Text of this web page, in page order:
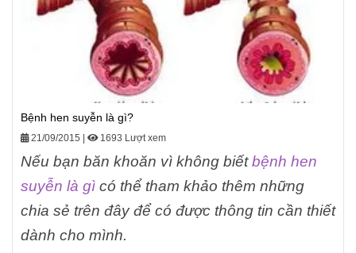
Bệnh hen suyễn là gì?
21/09/2015 1693 Lượt xem
Nếu bạn băn khoăn vì không biếtbệnh hen
suyễn là gì có thể tham khảo thêm những
chia sẻ trên đây để có được thông tin cần thiết
dành cho mình.